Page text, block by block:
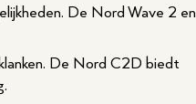
De Nord Wave 2 en
De Nord C2D biedt